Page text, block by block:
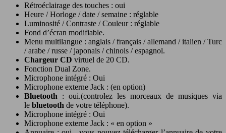
Rétroéclairage des touches : oui
Heure / Horloge / date / semaine : réglable
Luminosité / Contraste / Couleur : réglable
Fond d’écran modifiable.
Menu multilangue : anglais / français / allemand / italien / Turc
/ arabe / russe / japonais / chinois / espagnol.
Chargeur CD virtuel de 20 CD.
Fonction Dual Zone.
Microphone intégré : Oui
Microphone externe Jack : (en option)
Bluetooth : oui.(controlez les morceaux de musiques via
le bluetooth de votre téléphone).
Microphone intégré : Oui
Microphone externe Jack : « en option »